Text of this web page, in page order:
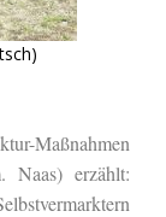
Maßnahmen
Naas) erzählt: